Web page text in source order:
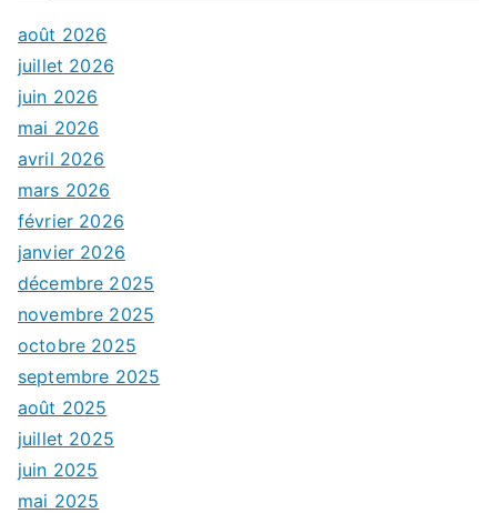
août 2026
juillet 2026
juin 2026
mai 2026
avril 2026
mars 2026
février 2026
janvier 2026
décembre 2025
novembre 2025
octobre 2025
septembre 2025
août 2025
juillet 2025
juin 2025
mai 2025